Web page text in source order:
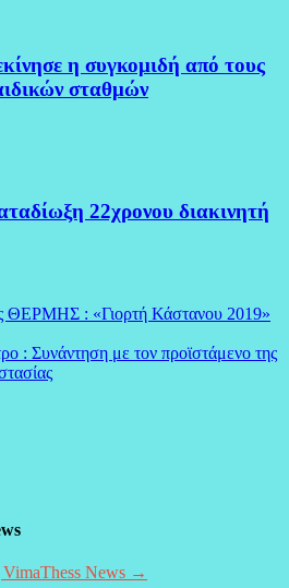
η συγκομιδή από τους
σταθμών
22χρονου διακινητή
ΘΕΡΜΗΣ : «Γιορτή Κάστανου 2019»
: Συνάντηση με τον προϊστάμενο της
VimaThess News →